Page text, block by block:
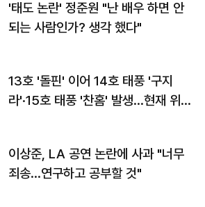
'태도 논란' 정준원 "난 배우 하면 안
되는 사람인가? 생각 했다"
13호 '돌핀' 이어 14호 태풍 '구지
라'·15호 태풍 '찬홈' 발생…현재 위
이상준, LA 공연 논란에 사과 "너무
죄송…연구하고 공부할 것"